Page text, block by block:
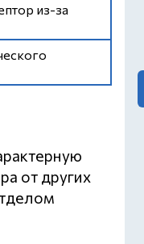
из-за
от других